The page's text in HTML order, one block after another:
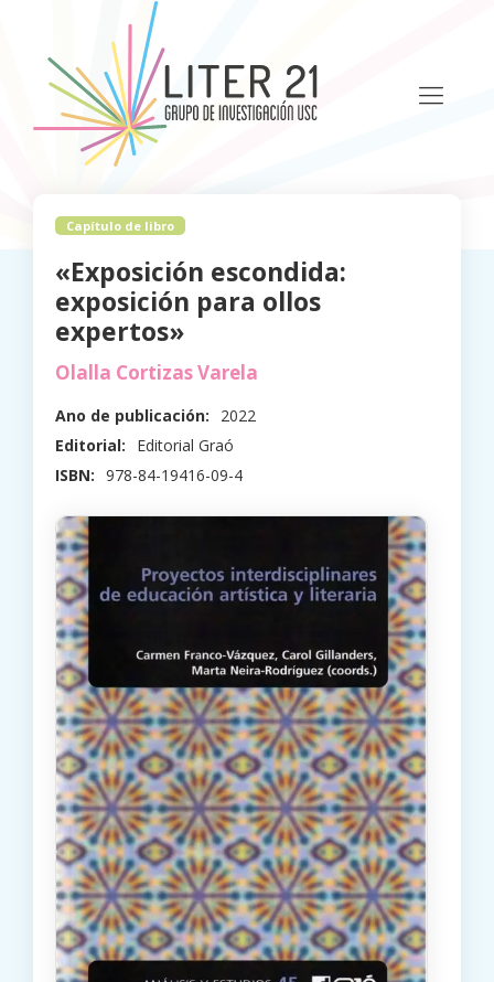
Capítulo de libro
«Exposición escondida:
exposición para ollos
expertos»
Olalla Cortizas Varela
Ano de publicación:
2022
Editorial:
Editorial Graó
ISBN: 978-84-19416-09-4